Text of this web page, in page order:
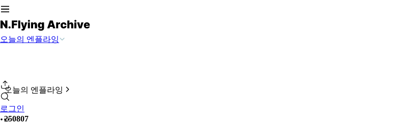
오늘의 엔플라잉
로그인
오늘의 엔플라잉
250807